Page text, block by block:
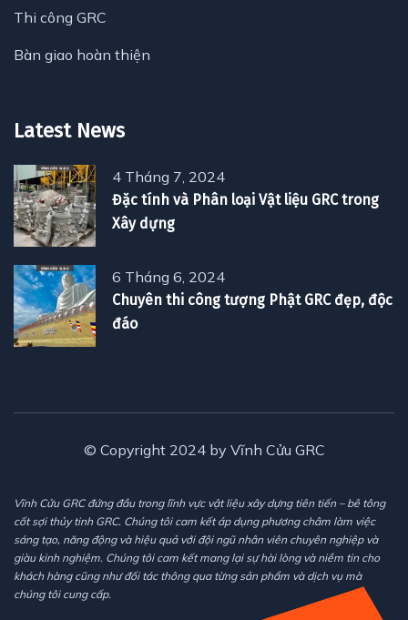
Thi công GRC
Bàn giao hoàn thiện
Latest News
4 Tháng 7, 2024
Đặc tính và Phân loại Vật liệu GRC trong
Xây dựng
6 Tháng 6, 2024
Chuyên thi công tượng Phật GRC đẹp, độc
đáo
© Copyright 2024 by Vĩnh Cửu GRC
Vĩnh Cửu GRC đứng đầu trong lĩnh vực vật liệu xây dựng tiên tiến – bê tông
cốt sợi thủy tinh GRC. Chúng tôi cam kết áp dụng phương châm làm việc
sáng tạo, năng động và hiệu quả với đội ngũ nhân viên chuyên nghiệp và
giàu kinh nghiệm. Chúng tôi cam kết mang lại sự hài lòng và niềm tin cho
khách hàng cũng như đối tác thông qua từng sản phẩm và dịch vụ mà
chúng tôi cung cấp.